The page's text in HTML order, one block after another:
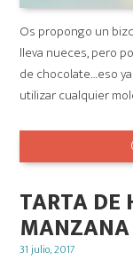
Os propongo un
lleva nueces, pero
de chocolate…eso
utilizar cualquier
TARTA DE
Posted
31 julio, 2017